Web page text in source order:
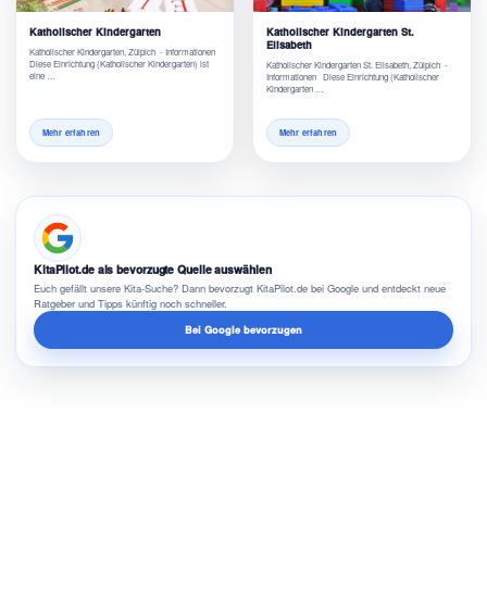
Katholischer Kindergarten
Katholischer Kindergarten, Zülpich - Informationen
Diese Einrichtung (Katholischer Kindergarten) ist
eine …
Mehr erfahren
Katholischer Kindergarten St.
Elisabeth
Katholischer Kindergarten St. Elisabeth, Zülpich -
Informationen Diese Einrichtung (Katholischer
Kindergarten …
Mehr erfahren
KitaPilot.de als bevorzugte Quelle auswählen
Euch gefällt unsere Kita-Suche? Dann bevorzugt KitaPilot.de bei Google und entdeckt neue
Ratgeber und Tipps künftig noch schneller.
Bei Google bevorzugen